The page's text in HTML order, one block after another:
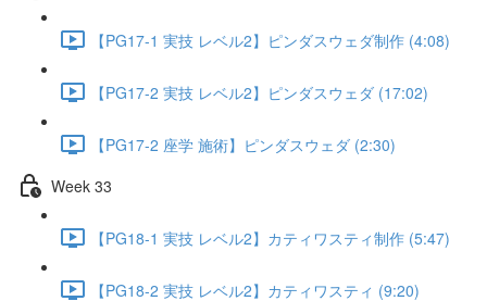
【PG17-1 実技 レベル2】ピンダスウェダ制作 (4:08)
【PG17-2 実技 レベル2】ピンダスウェダ (17:02)
【PG17-2 座学 施術】ピンダスウェダ (2:30)
Week 33
【PG18-1 実技 レベル2】カティワスティ制作 (5:47)
【PG18-2 実技 レベル2】カティワスティ (9:20)